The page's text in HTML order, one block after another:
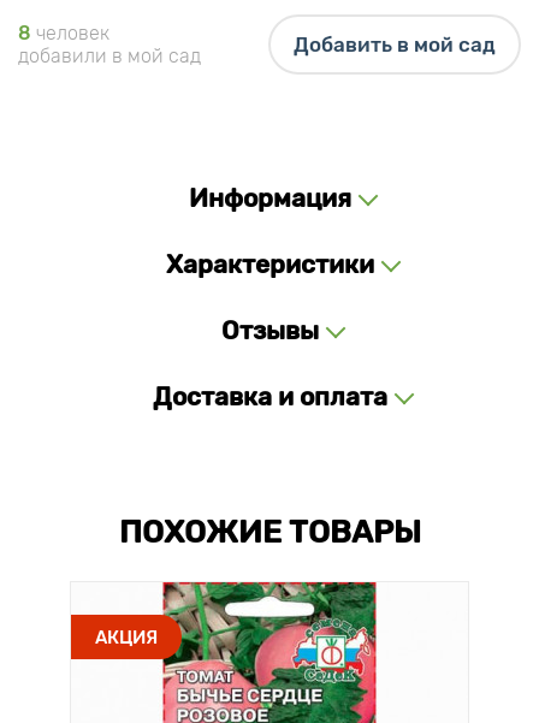
8 человек
добавили в мой сад
Добавить в мой сад
Информация
Характеристики
Отзывы
Доставка и оплата
ПОХОЖИЕ ТОВАРЫ
АКЦИЯ